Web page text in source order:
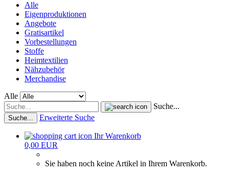
Alle
Eigenproduktionen
Angebote
Gratisartikel
Vorbestellungen
Stoffe
Heimtextilien
Nähzubehör
Merchandise
Alle
Suche...
Suche... Erweiterte Suche
Ihr Warenkorb
0,00 EUR
Sie haben noch keine Artikel in Ihrem Warenkorb.